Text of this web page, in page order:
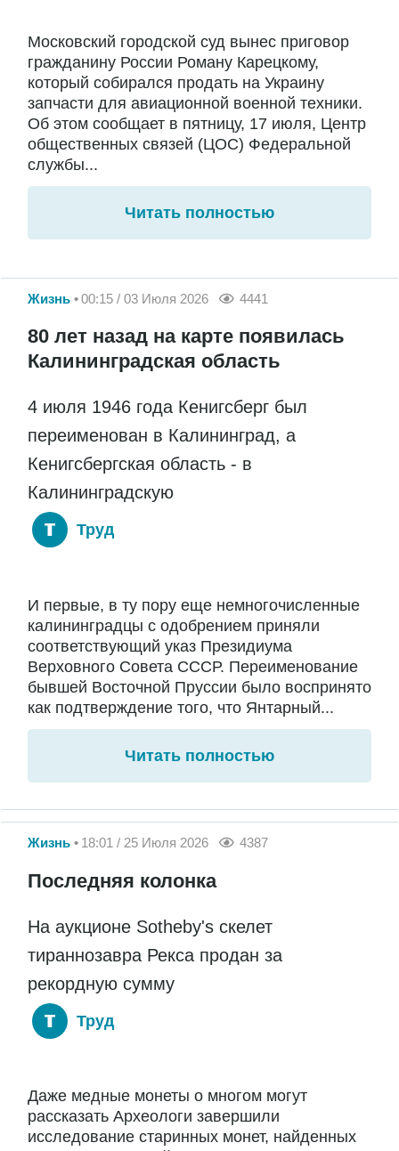
Московский городской суд вынес приговор
гражданину России Роману Карецкому,
который собирался продать на Украину
запчасти для авиационной военной техники.
Об этом сообщает в пятницу, 17 июля, Центр
общественных связей (ЦОС) Федеральной
службы...
Читать полностью
Жизнь 00:15 / 03 Июля 2026 4441
80 лет назад на карте появилась
Калининградская область
4 июля 1946 года Кенигсберг был
переименован в Калининград, а
Кенигсбергская область - в
Калининградскую
Труд
И первые, в ту пору еще немногочисленные
калининградцы с одобрением приняли
соответствующий указ Президиума
Верховного Совета СССР. Переименование
бывшей Восточной Пруссии было воспринято
как подтверждение того, что Янтарный...
Читать полностью
Жизнь 18:01 / 25 Июля 2026 4387
Последняя колонка
На аукционе Sotheby's скелет
тираннозавра Рекса продан за
рекордную сумму
Труд
Даже медные монеты о многом могут
рассказать Археологи завершили
исследование старинных монет, найденных